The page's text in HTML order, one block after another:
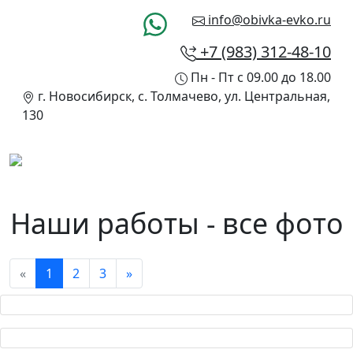
info@obivka-evko.ru
+7 (983) 312-48-10
Пн - Пт с 09.00 до 18.00
г. Новосибирск, с. Толмачево, ул. Центральная,
130
Наши работы - все фото
« 1 2 3 »